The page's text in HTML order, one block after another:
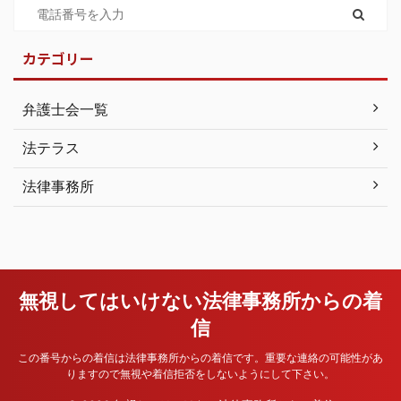
カテゴリー
弁護士会一覧
法テラス
法律事務所
無視してはいけない法律事務所からの着
信
この番号からの着信は法律事務所からの着信です。重要な連絡の可能性があ
りますので無視や着信拒否をしないようにして下さい。